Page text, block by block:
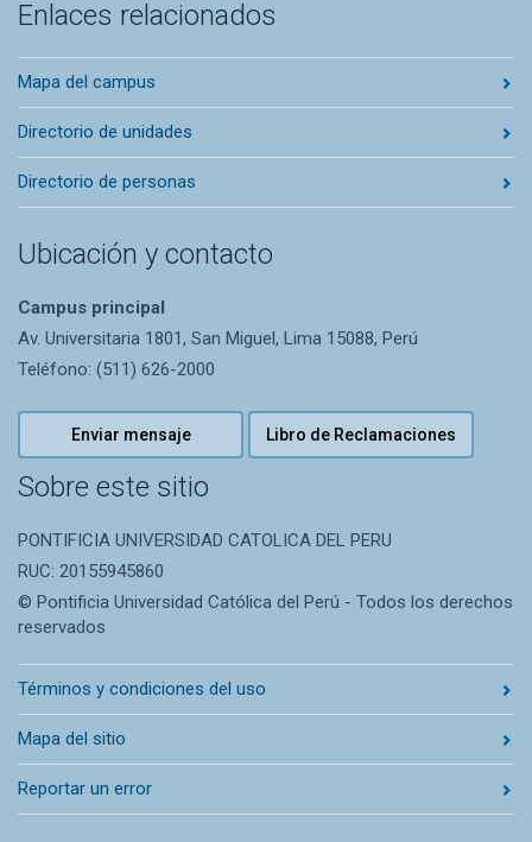
Enlaces relacionados
Mapa del campus
Directorio de unidades
Directorio de personas
Ubicación y contacto
Campus principal
Av. Universitaria 1801, San Miguel, Lima 15088, Perú
Teléfono: (511) 626-2000
Enviar mensaje Libro de Reclamaciones
Sobre este sitio
PONTIFICIA UNIVERSIDAD CATOLICA DEL PERU
RUC: 20155945860
© Pontificia Universidad Católica del Perú - Todos los derechos
reservados
Términos y condiciones del uso
Mapa del sitio
Reportar un error